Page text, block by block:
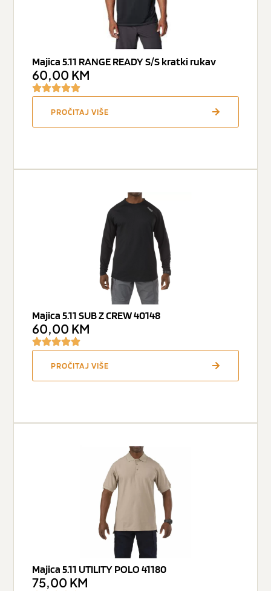
Majica 5.11 RANGE READY S/S kratki rukav
60,00 KM
PROČITAJ VIŠE
Majica 5.11 SUB Z CREW 40148
60,00 KM
PROČITAJ VIŠE
Majica 5.11 UTILITY POLO 41180
75,00 KM